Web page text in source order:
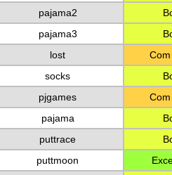
pajama2
pajama3
lost
socks
pjgames
pajama
puttrace
puttmoon